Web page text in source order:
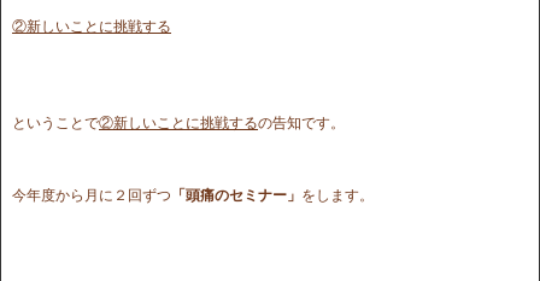
②新しいことに挑戦する
ということで②新しいことに挑戦するの告知です。
今年度から月に２回ずつ 「頭痛のセミナー」 をします。